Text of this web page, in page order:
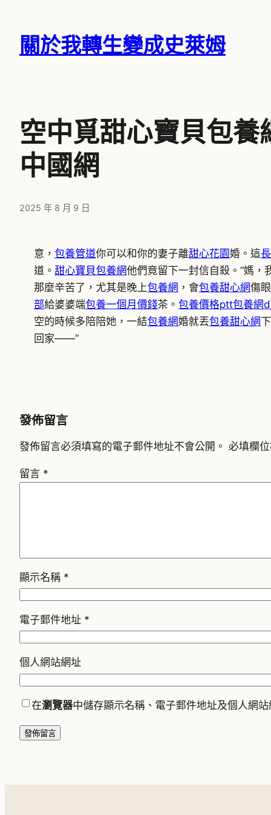
關於我轉生變成史萊姆
空中覓甜心寶貝包養
中國網
2025 年 8 月 9 日
意， 包養管道你可以和你的妻子離甜心花園婚。這
道。 甜心寶貝包養網他們竟留下一封信自殺。“媽，
那麼辛苦了，尤其是晚上包養網 ，會包養甜心網傷
部給婆婆端包養一個月價錢茶。 包養價格ptt包養網
空的時候多陪陪她，一結包養網婚就丟包養甜心網
回家——”
發佈留言
發佈留言必須填寫的電子郵件地址不會公開。 必填欄
留言 *
顯示名稱 *
電子郵件地址 *
個人網站網址
在瀏覽器中儲存顯示名稱、電子郵件地址及個人網